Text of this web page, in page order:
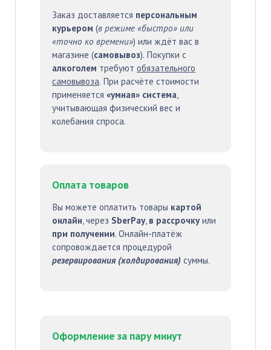
Заказ доставляется персональным
курьером (в режиме «быстро» или
«точно ко времени») или ждёт вас в
магазине (самовывоз). Покупки с
алкоголем требуют обязательного
самовывоза. При расчёте стоимости
применяется «умная» система,
учитывающая физический вес и
колебания спроса.
Оплата товаров
Вы можете оплатить товары картой
онлайн, через SberPay, в рассрочкуили
при получении. Онлайн-платёж
сопровождается процедурой
резервирования (холдирования) суммы.
Оформление за пару минут